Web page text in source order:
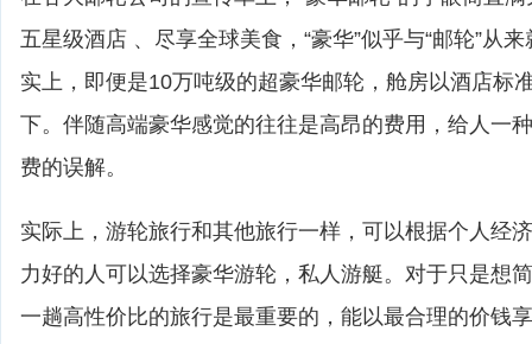
五星级酒店 、尽享全球美食，“豪华”似乎与“邮轮”从
实上，即便是10万吨级的超豪华邮轮，舱房以酒店标
下。伴随高端豪华感觉的往往是高昂的费用，给人一
费的误解。
实际上，游轮旅行和其他旅行一样，可以根据个人经
力好的人可以选择豪华游轮，私人游艇。对于只是想
一趟高性价比的旅行是最重要的，能以最合理的价钱